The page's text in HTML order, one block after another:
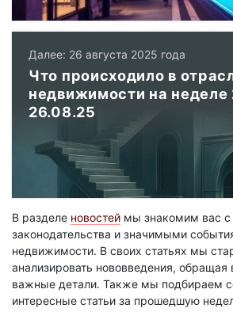
Далее: 26 августа 2025 года
Что происходило в
недвижимости на
26.08.25
В разделе новостей мы знакомим вас
законодательства и значимыми
недвижимости. В своих статьях мы
анализировать нововведения, обращая
важные детали. Также мы подбираем
интересные статьи за прошедшую